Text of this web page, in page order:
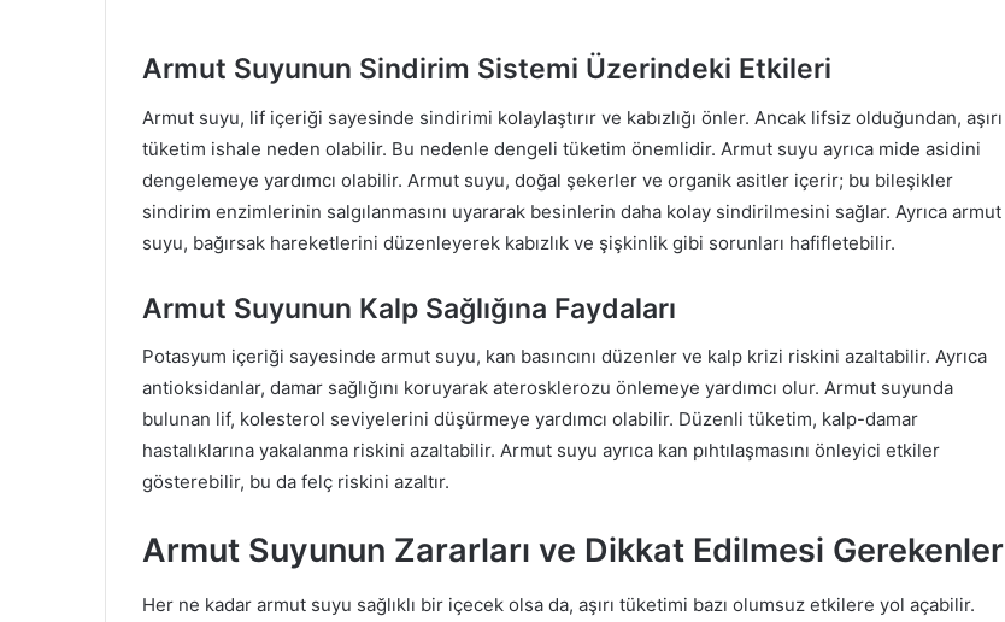
Armut Suyunun Sindirim Sistemi Üzerindeki Etkileri
Armut suyu, lif içeriği sayesinde sindirimi kolaylaştırır ve kabızlığı önler. Ancak lifsiz olduğundan, aşırı
tüketim ishale neden olabilir. Bu nedenle dengeli tüketim önemlidir. Armut suyu ayrıca mide asidini
dengelemeye yardımcı olabilir. Armut suyu, doğal şekerler ve organik asitler içerir; bu bileşikler
sindirim enzimlerinin salgılanmasını uyararak besinlerin daha kolay sindirilmesini sağlar. Ayrıca armut
suyu, bağırsak hareketlerini düzenleyerek kabızlık ve şişkinlik gibi sorunları hafifletebilir.
Armut Suyunun Kalp Sağlığına Faydaları
Potasyum içeriği sayesinde armut suyu, kan basıncını düzenler ve kalp krizi riskini azaltabilir. Ayrıca
antioksidanlar, damar sağlığını koruyarak aterosklerozu önlemeye yardımcı olur. Armut suyunda
bulunan lif, kolesterol seviyelerini düşürmeye yardımcı olabilir. Düzenli tüketim, kalp-damar
hastalıklarına yakalanma riskini azaltabilir. Armut suyu ayrıca kan pıhtılaşmasını önleyici etkiler
gösterebilir, bu da felç riskini azaltır.
Armut Suyunun Zararları ve Dikkat Edilmesi Gerekenler
Her ne kadar armut suyu sağlıklı bir içecek olsa da, aşırı tüketimi bazı olumsuz etkilere yol açabilir.